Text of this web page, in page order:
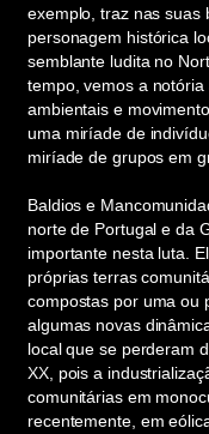
exemplo, traz nas suas
personagem histórica
semblante ludita no
tempo, vemos a
ambientais e
uma miríade de
miríade de grupos em
Baldios e
norte de Portugal e da
importante nesta luta.
próprias terras
compostas por uma ou
algumas novas
local que se perderam
XX, pois a
comunitárias em
recentemente, em